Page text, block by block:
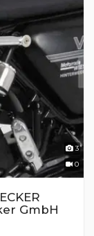
3
0
GmbH